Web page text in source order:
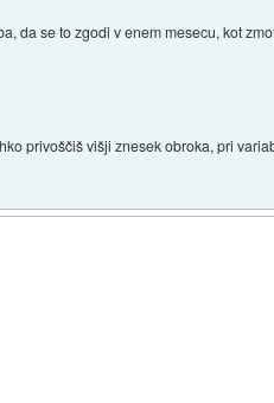
da se to zgodi v enem mesecu, kot
privoščiš višji znesek obroka, pri